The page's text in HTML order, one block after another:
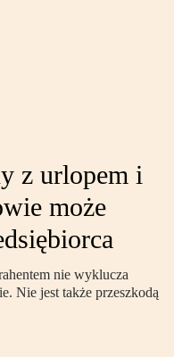
z urlopem i
może
nie wyklucza
Nie jest także przeszkodą